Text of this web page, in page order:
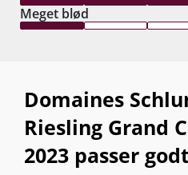
Meget blød
Domaines
Riesling Grand
2023 passer